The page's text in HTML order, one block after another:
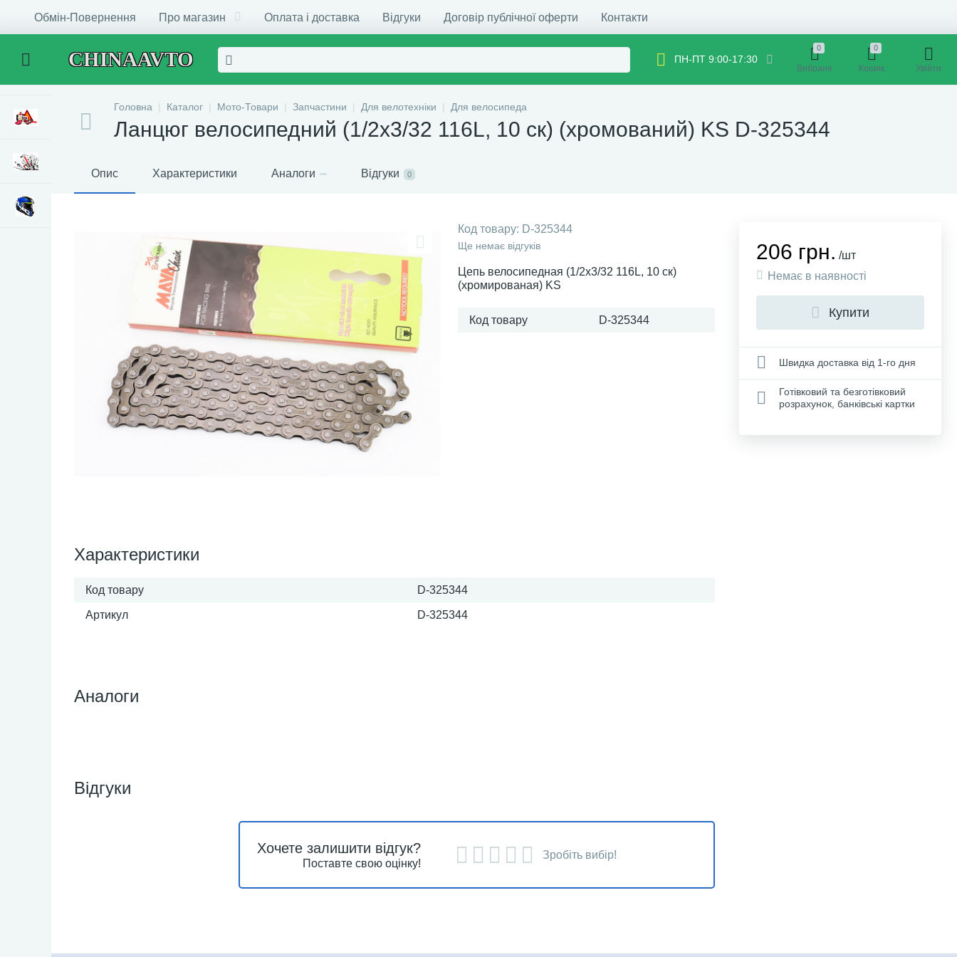
Обмін-Повернення Про магазин Оплата і доставка Відгуки Договір публічної оферти Контакти
CHINAAVTO ПН-ПТ 9:00-17:30
0
Вибране
0
Кошик Увійти
Головна Каталог Мото-Товари Запчастини Для велотехніки Для велосипеда
Ланцюг велосипедний (1/2х3/32 116L, 10 ск) (хромований) KS D-325344
Опис Характеристики Аналоги Відгуки 0
Код товару: D-325344
Ще немає відгуків
Цепь велосипедная (1/2х3/32 116L, 10 ск)
(хромированая) KS
Код товару D-325344
Характеристики
Код товару D-325344
Артикул D-325344
206 грн. /шт
Немає в наявності
Купити
Швидка доставка від 1-го дня
Готівковий та безготівковий
розрахунок, банківські картки
Аналоги
Відгуки
Хочете залишити відгук?
Поставте свою оцінку!
Зробіть вибір!